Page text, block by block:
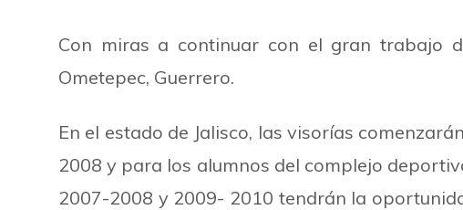
Con miras a continuar con el gran trabajo
Ometepec, Guerrero.
En el estado de Jalisco, las visorías
2008 y para los alumnos del complejo
2007-2008 y 2009- 2010 tendrán la